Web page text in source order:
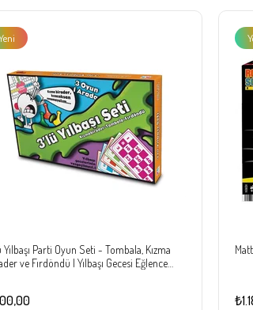
Parti Oyun Seti - Tombala, Kızma
ve Fırdöndü | Yılbaşı Gecesi Eğlence